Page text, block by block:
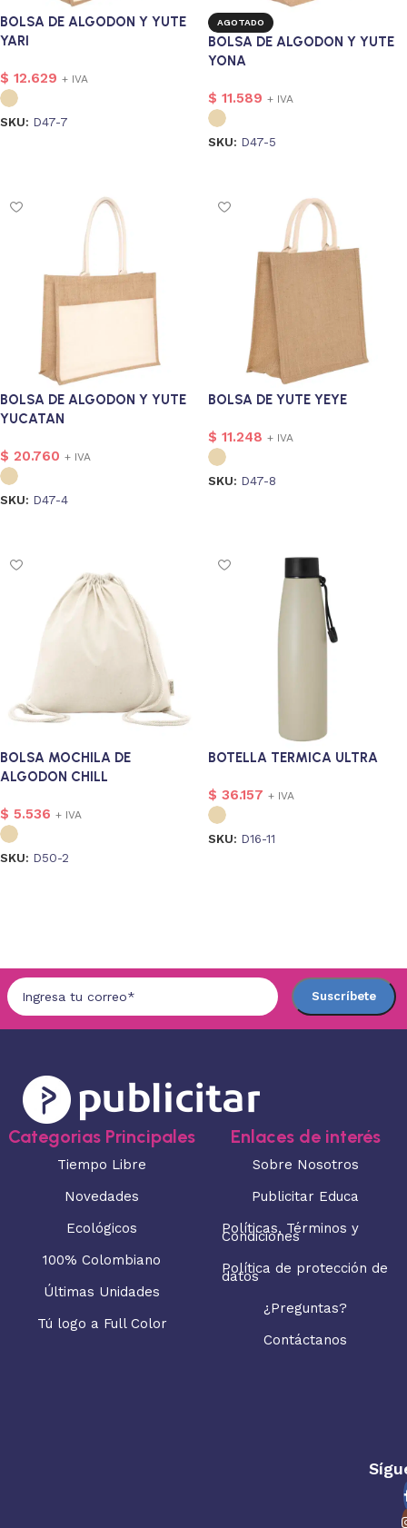
BOLSA DE ALGODON Y YUTE
YARI
$ 12.629 + IVA
SKU: D47-7
AGOTADO
BOLSA DE ALGODON Y YUTE
YONA
$ 11.589 + IVA
SKU: D47-5
BOLSA DE ALGODON Y YUTE
YUCATAN
$ 20.760 + IVA
SKU: D47-4
BOLSA DE YUTE YEYE
$ 11.248 + IVA
SKU: D47-8
BOLSA MOCHILA DE
ALGODON CHILL
$ 5.536 + IVA
SKU: D50-2
BOTELLA TERMICA ULTRA
$ 36.157 + IVA
SKU: D16-11
Categorias Principales
Tiempo Libre
Novedades
Ecológicos
100% Colombiano
Últimas Unidades
Tú logo a Full Color
Enlaces de interés
Sobre Nosotros
Publicitar Educa
Políticas, Términos y
Condiciones
Política de protección de
datos
¿Preguntas?
Contáctanos